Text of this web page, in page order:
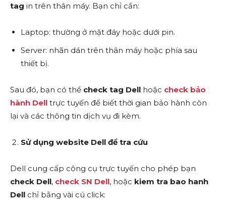
tag in trên thân máy. Bạn chỉ cần:
Laptop: thường ở mặt đáy hoặc dưới pin.
Server: nhãn dán trên thân máy hoặc phía sau
thiết bị.
Sau đó, bạn có thể check tag Dell hoặc check bảo
hành Dell trực tuyến để biết thời gian bảo hành còn
lại và các thông tin dịch vụ đi kèm.
Sử dụng website Dell để tra cứu
Dell cung cấp công cụ trực tuyến cho phép bạn
check Dell, check SN Dell, hoặc kiem tra bao hanh
Dell chỉ bằng vài cú click: